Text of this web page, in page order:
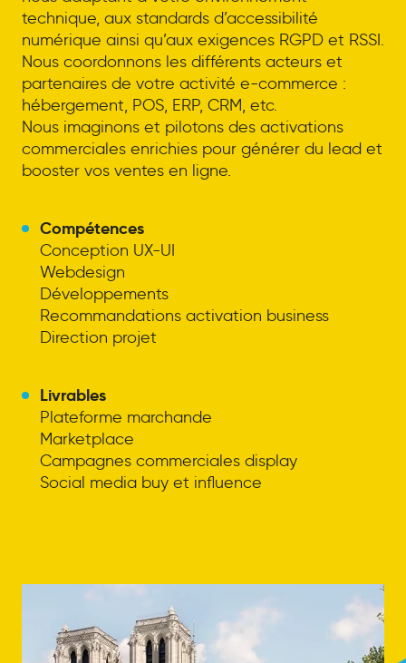
technique, aux standards d’accessibilité
numérique ainsi qu’aux exigences RGPD et RSSI.
Nous coordonnons les différents acteurs et
partenaires de votre activité e-commerce :
hébergement, POS, ERP, CRM, etc.
Nous imaginons et pilotons des activations
commerciales enrichies pour générer du lead et
booster vos ventes en ligne.
Compétences
Conception UX-UI
Webdesign
Développements
Recommandations activation business
Direction projet
Livrables
Plateforme marchande
Marketplace
Campagnes commerciales display
Social media buy et influence